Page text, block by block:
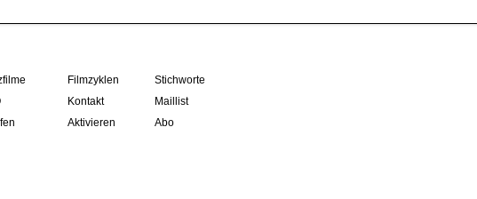
Filmzyklen
Stichworte
Kontakt
Maillist
Aktivieren Abo